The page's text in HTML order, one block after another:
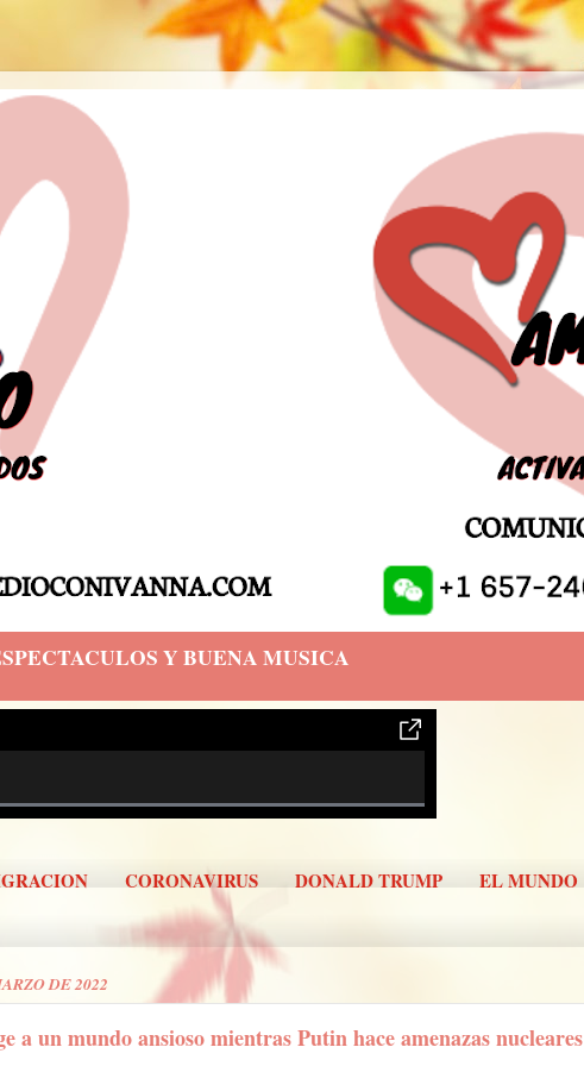
Y BUENA MUSICA
CORONAVIRUS DONALD TRUMP EL MUNDO
DE 2022
a un mundo ansioso mientras Putin hace amenazas nucleares